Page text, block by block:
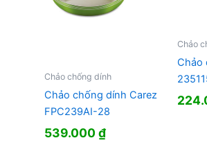
Chảo chống dính
Chảo chống dính Carez
FPC239AI-28
539.000₫
Chảo
Chảo